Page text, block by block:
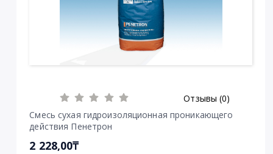
Отзывы (0)
Смесь сухая гидроизоляционная проникающего
действия Пенетрон
2 228,00₸